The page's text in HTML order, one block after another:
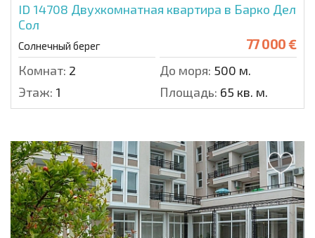
ID 14708 Двухкомнатная квартира в Барко Дел
Сол
Солнечный берег 77 000 €
Комнат: 2 До моря: 500 м.
Этаж: 1 Площадь: 65 кв. м.